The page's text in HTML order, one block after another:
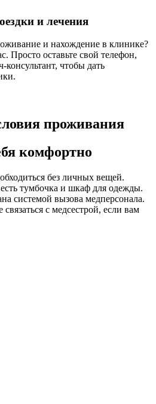
и лечения
и нахождение в клинике?
Просто оставьте свой телефон,
консультант, чтобы дать
проживания
комфортно
без личных вещей.
тумбочка и шкаф для одежды.
системой вызова медперсонала.
с медсестрой, если вам